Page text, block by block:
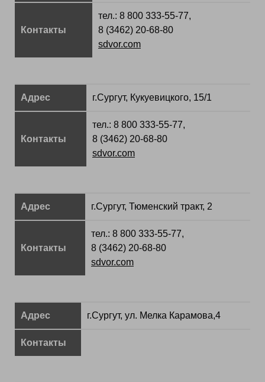
Контакты
тел.: 8 800 333-55-77,
8 (3462) 20-68-80
sdvor.com
Адрес г.Сургут, Кукуевицкого, 15/1
Контакты
тел.: 8 800 333-55-77,
8 (3462) 20-68-80
sdvor.com
Адрес г.Сургут, Тюменский тракт, 2
Контакты
тел.: 8 800 333-55-77,
8 (3462) 20-68-80
sdvor.com
Адрес г.Сургут, ул. Мелка Карамова,4
Контакты